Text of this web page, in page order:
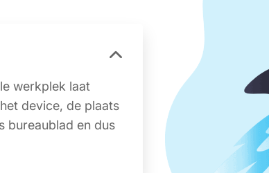
werkplek laat
device, de plaats
bureaublad en dus